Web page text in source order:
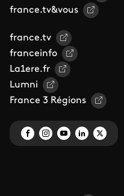
france.tv&vous
france.tv
franceinfo
La1ere.fr
Lumni
France 3 Régions